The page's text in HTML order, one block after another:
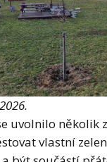
uvolnilo několik
vlastní